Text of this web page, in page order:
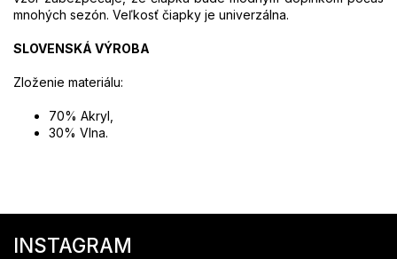
mnohých sezón. Veľkosť čiapky je univerzálna.
SLOVENSKÁ VÝROBA
Zloženie materiálu:
70% Akryl,
30% Vlna.
INSTAGRAM